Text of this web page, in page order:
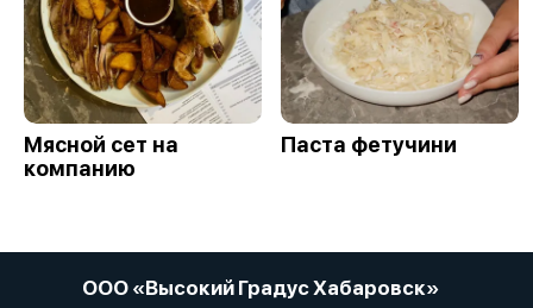
Мясной сет на
компанию
Паста фетучини
ООО «Высокий Градус Хабаровск»